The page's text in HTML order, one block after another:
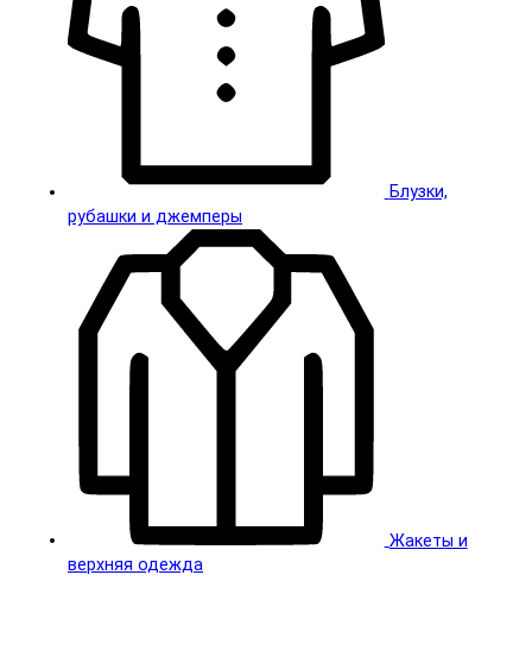
Блузки,
рубашки и джемперы
Жакеты и
верхняя одежда